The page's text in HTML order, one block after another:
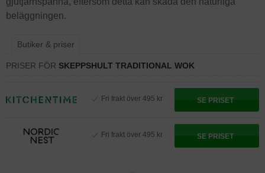
beläggningen.
Butiker & priser
PRISER FÖR SKEPPSHULT TRADITIONAL WOK
Fri frakt över 495 kr SE PRISET
Fri frakt över 495 kr SE PRISET